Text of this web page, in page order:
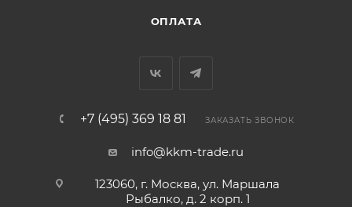
ОПЛАТА
+7 (495) 369 18 81 ЗАКАЗАТЬ ЗВОНОК
info@kkm-trade.ru
123060, г. Москва, ул. Маршала
Рыбалко, д. 2 корп. 1